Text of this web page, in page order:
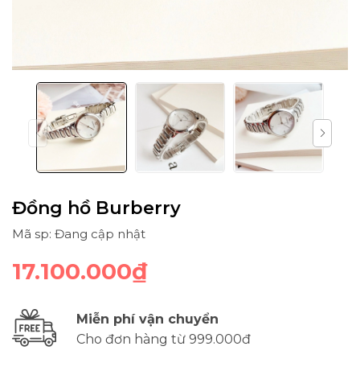
Đồng hồ Burberry
Mã sp: Đang cập nhật
17.100.000₫
Miễn phí vận chuyển
Cho đơn hàng từ 999.000đ